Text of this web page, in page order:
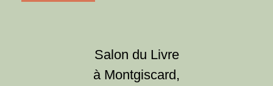
Salon du Livre
à Montgiscard,